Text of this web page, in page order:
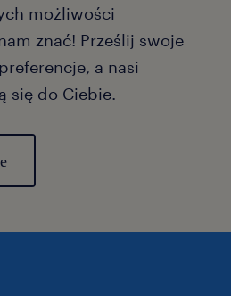
możliwości
znać! Prześlij swoje
a nasi
się do Ciebie.